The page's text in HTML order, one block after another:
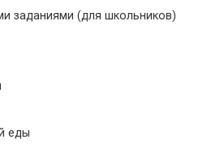
заданиями (для школьников)
еды